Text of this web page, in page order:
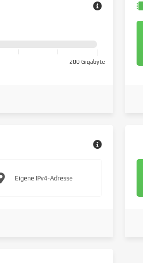
200 Gigabyte
Eigene IPv4-Adresse